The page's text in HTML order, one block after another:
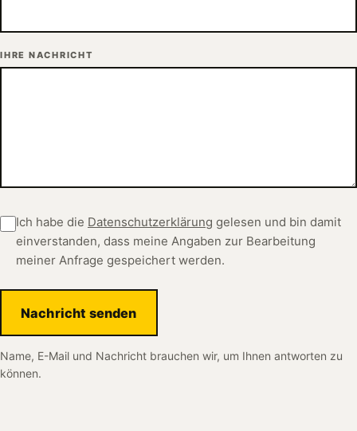
IHRE NACHRICHT
Ich habe die Datenschutzerklärung gelesen und bin damit
einverstanden, dass meine Angaben zur Bearbeitung
meiner Anfrage gespeichert werden.
Nachricht senden
Name, E-Mail und Nachricht brauchen wir, um Ihnen antworten zu
können.